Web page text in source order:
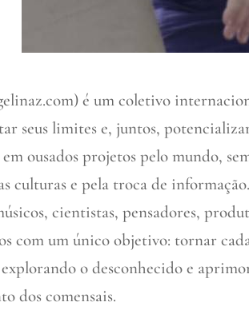
é um coletivo
seus limites e, juntos,
ousados projetos pelo mundo,
culturas e pela troca de
cientistas, pensadores,
com um único objetivo: tornar
o desconhecido e
dos comensais.